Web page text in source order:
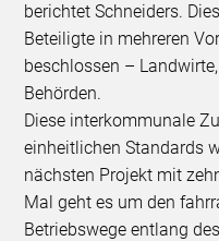
berichtet Schneiders.
Beteiligte in mehreren
beschlossen –
Behörden.
Diese interkommunale
einheitlichen Standards
nächsten Projekt mit
Mal geht es um den
Betriebswege entlang